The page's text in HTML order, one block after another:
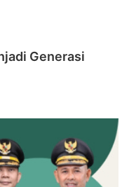
Generasi